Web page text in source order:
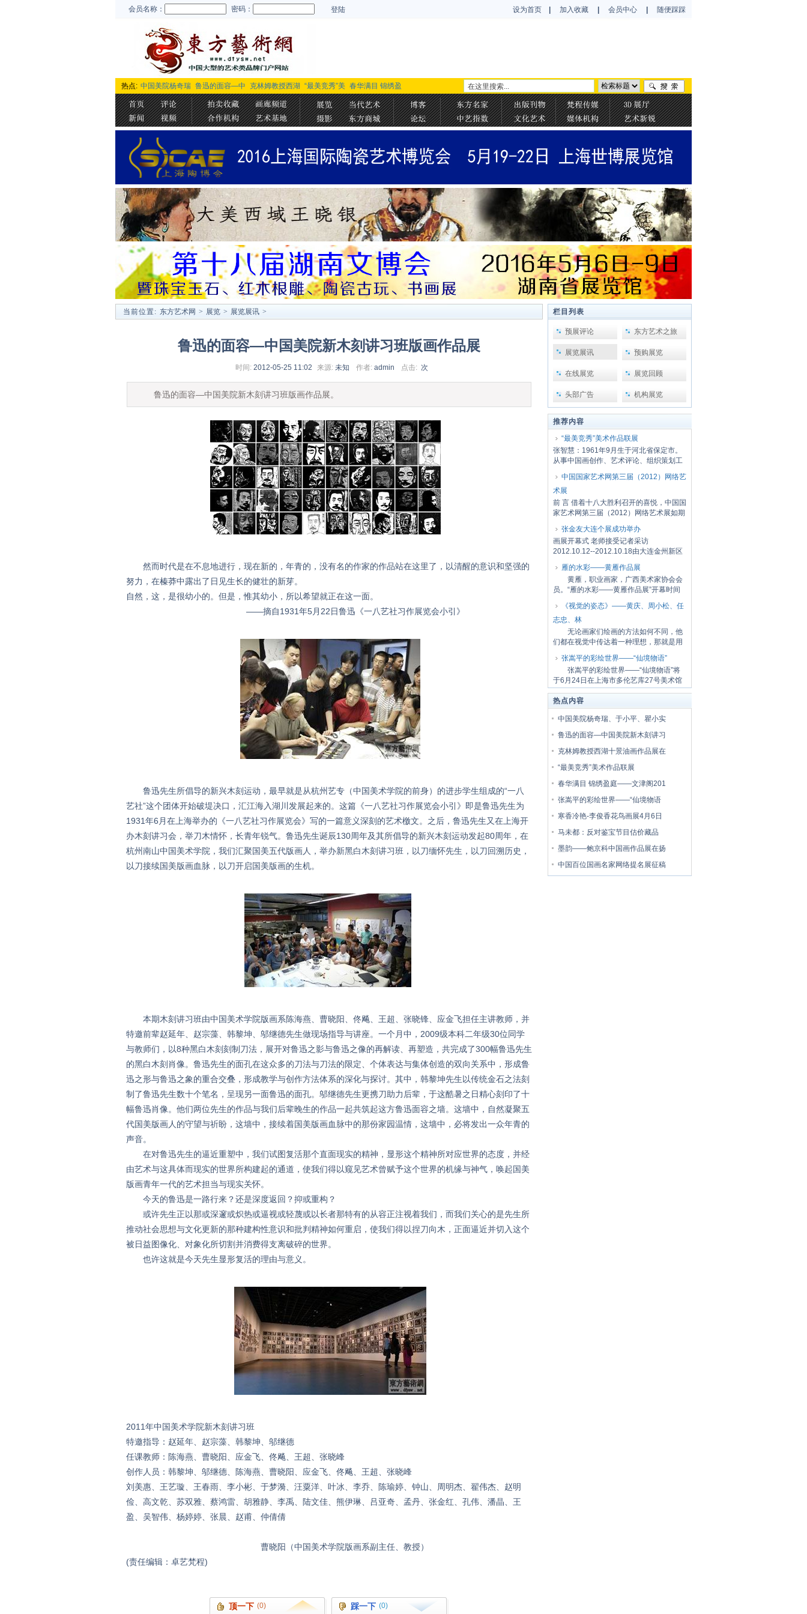
会员名称： 密码： 登陆 设为首页 加入收藏 会员中心 随便踩踩
热点: 中国美院杨奇瑞 鲁迅的面容—中 克林姆教授西湖 “最美竞秀”美 春华满目 锦绣盈
当前位置: 东方艺术网 > 展览 > 展览展讯 >
鲁迅的面容—中国美院新木刻讲习班版画作品展
时间: 2012-05-25 11:02 来源: 未知 作者: admin 点击: 次
鲁迅的面容—中国美院新木刻讲习班版画作品展。
然而时代是在不息地进行，现在新的，年青的，没有名的作家的作品站在这里了，以清醒的意识和坚强的
努力，在榛莽中露出了日见生长的健壮的新芽。
自然，这，是很幼小的。但是，惟其幼小，所以希望就正在这一面。
——摘自1931年5月22日鲁迅《一八艺社习作展览会小引》
鲁迅先生所倡导的新兴木刻运动，最早就是从杭州艺专（中国美术学院的前身）的进步学生组成的“一八
艺社”这个团体开始破堤决口，汇江海入湖川发展起来的。这篇《一八艺社习作展览会小引》即是鲁迅先生为
1931年6月在上海举办的《一八艺社习作展览会》写的一篇意义深刻的艺术檄文。之后，鲁迅先生又在上海开
办木刻讲习会，举刀木情怀，长青年锐气。鲁迅先生诞辰130周年及其所倡导的新兴木刻运动发起80周年，在
杭州南山中国美术学院，我们汇聚国美五代版画人，举办新黑白木刻讲习班，以刀缅怀先生，以刀回溯历史，
以刀接续国美版画血脉，以刀开启国美版画的生机。
本期木刻讲习班由中国美术学院版画系陈海燕、曹晓阳、佟飚、王超、张晓锋、应金飞担任主讲教师，并
特邀前辈赵延年、赵宗藻、韩黎坤、邬继德先生做现场指导与讲座。一个月中，2009级本科二年级30位同学
与教师们，以8种黑白木刻刻制刀法，展开对鲁迅之影与鲁迅之像的再解读、再塑造，共完成了300幅鲁迅先生
的黑白木刻肖像。鲁迅先生的面孔在这众多的刀法与刀法的限定、个体表达与集体创造的双向关系中，形成鲁
迅之形与鲁迅之象的重合交叠，形成教学与创作方法体系的深化与探讨。其中，韩黎坤先生以传统金石之法刻
制了鲁迅先生数十个笔名，呈现另一面鲁迅的面孔。邬继德先生更携刀助力后辈，于这酷暑之日精心刻印了十
幅鲁迅肖像。他们两位先生的作品与我们后辈晚生的作品一起共筑起这方鲁迅面容之墙。这墙中，自然凝聚五
代国美版画人的守望与祈盼，这墙中，接续着国美版画血脉中的那份家园温情，这墙中，必将发出一众年青的
声音。
在对鲁迅先生的逼近重塑中，我们试图复活那个直面现实的精神，显形这个精神所对应世界的态度，并经
由艺术与这具体而现实的世界所构建起的通道，使我们得以窥见艺术曾赋予这个世界的机缘与神气，唤起国美
版画青年一代的艺术担当与现实关怀。
今天的鲁迅是一路行来？还是深度返回？抑或重构？
或许先生正以那或深邃或炽热或逼视或轻蔑或以长者那特有的从容正注视着我们，而我们关心的是先生所
推动社会思想与文化更新的那种建构性意识和批判精神如何重启，使我们得以捏刀向木，正面逼近并切入这个
被日益图像化、对象化所切割并消费得支离破碎的世界。
也许这就是今天先生显形复活的理由与意义。
2011年中国美术学院新木刻讲习班
特邀指导：赵延年、赵宗藻、韩黎坤、邬继德
任课教师：陈海燕、曹晓阳、应金飞、佟飚、王超、张晓峰
创作人员：韩黎坤、邬继德、陈海燕、曹晓阳、应金飞、佟飚、王超、张晓峰
刘美惠、王艺璇、王春雨、李小彬、于梦漪、汪粟洋、叶冰、李乔、陈瑜婷、钟山、周明杰、翟伟杰、赵明
俭、高文乾、苏双雅、蔡鸿雷、胡雅静、李禹、陆文佳、熊伊琳、吕亚奇、孟丹、张金红、孔伟、潘晶、王
盈、吴智伟、杨婷婷、张晨、赵甫、仲倩倩
曹晓阳（中国美术学院版画系副主任、教授）
(责任编辑：卓艺梵程)
顶一下 (0) 踩一下 (0)
栏目列表
预展评论 东方艺术之旅
展览展讯 预购展览
在线展览 展览回顾
头部广告 机构展览
推荐内容
“最美竞秀”美术作品联展
张智慧：1961年9月生于河北省保定市。
从事中国画创作、艺术评论、组织策划工
中国国家艺术网第三届（2012）网络艺
术展
前 言 借着十八大胜利召开的喜悦，中国国
家艺术网第三届（2012）网络艺术展如期
张金友大连个展成功举办
画展开幕式 老师接受记者采访
2012.10.12--2012.10.18由大连金州新区
雁的水彩——黄雁作品展
黄雁，职业画家，广西美术家协会会
员。“雁的水彩——黄雁作品展”开幕时间
《视觉的姿态》——黄庆、周小松、任
志忠、林
无论画家们绘画的方法如何不同，他
们都在视觉中传达着一种理想，那就是用
张嵩平的彩绘世界——“仙境物语”
张嵩平的彩绘世界——“仙境物语”将
于6月24日在上海市多伦艺库27号美术馆
一楼开...
热点内容
中国美院杨奇瑞、于小平、瞿小实
鲁迅的面容—中国美院新木刻讲习
克林姆教授西湖十景油画作品展在
“最美竞秀”美术作品联展
春华满目 锦绣盈庭——文津阁201
张嵩平的彩绘世界——“仙境物语
寒香冷艳-李俊香花鸟画展4月6日
马未都：反对鉴宝节目估价藏品
墨韵——鲍京科中国画作品展在扬
中国百位国画名家网络提名展征稿